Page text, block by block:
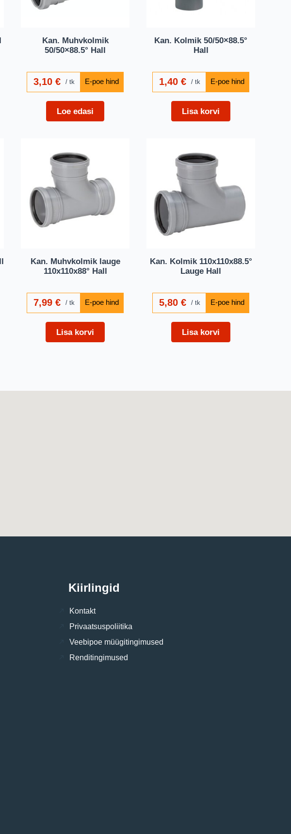
Kan. Muhvkolmik
50/50×88.5° Hall
3,10€ tk
Loe edasi
Kan. Kolmik 50/50×88.5°
Hall
1,40€ tk
Lisa korvi
Kan. Muhvkolmik lauge
110x110x88° Hall
7,99€ tk
Lisa korvi
Kan. Kolmik 110x110x88.5°
Lauge Hall
5,80€ tk
Lisa korvi
Kiirlingid
Kontakt
Privaatsuspoliitika
Veebipoe müügitingimused
Renditingimused